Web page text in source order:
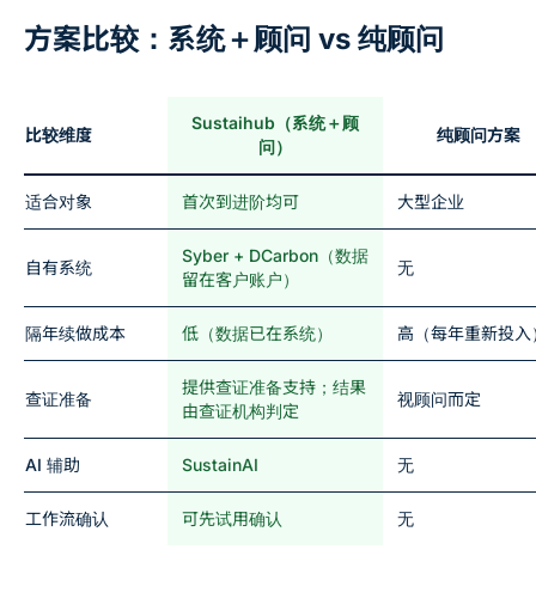
方案比较：系统＋顾问 vs 纯顾问
比较维度
Sustaihub（系统＋顾
问）
纯顾问方案
适合对象 首次到进阶均可 大型企业
自有系统
Syber + DCarbon（数据
留在客户账户）
无
隔年续做成本 低（数据已在系统） 高（每年重新投入
查证准备
提供查证准备支持；结果
由查证机构判定
视顾问而定
AI 辅助 SustainAI 无
工作流确认 可先试用确认 无